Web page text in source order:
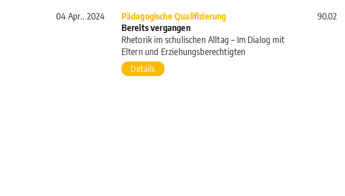
04 Apr.. 2024
Pädagogische Qualifizierung
Bereits vergangen
Rhetorik im schulischen Alltag – Im Dialog mit
Eltern und Erziehungsberechtigten
Details
90.02